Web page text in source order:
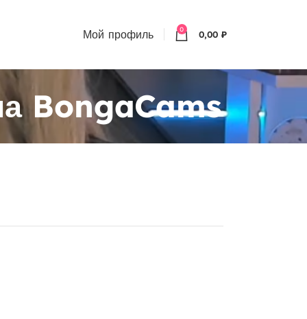
Мой профиль 0 0,00 ₽
BongaCams